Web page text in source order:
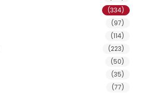
(334)
(97)
(114)
(223)
(50)
(35)
(77)